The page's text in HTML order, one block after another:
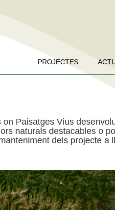
PROJECTES
on Paisatges Vius
naturals destacables o
dels projecte a